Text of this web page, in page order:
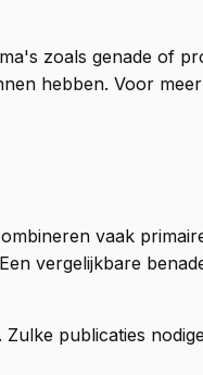
zoals genade of
hebben. Voor
vaak
vergelijkbare
publicaties